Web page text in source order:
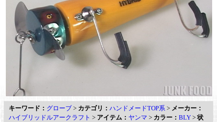
キーワード： グローブ > カテゴリ： ハンドメードTOP系 > メーカー：
ハイブリッドルアークラフト > アイテム： ヤンマ > カラー： BLY >状